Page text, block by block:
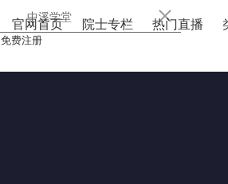
中溪学堂
官网首页 院士专栏 热门直播
免费注册